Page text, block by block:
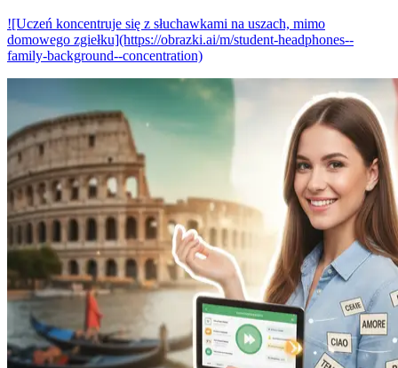
![Uczeń koncentruje się z słuchawkami na uszach, mimo
domowego zgiełku](https://obrazki.ai/m/student-headphones--
family-background--concentration)